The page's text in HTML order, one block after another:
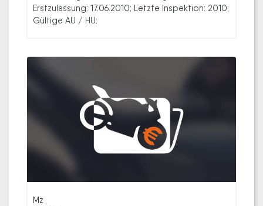
Erstzulassung: 17.06.2010; Letzte Inspektion: 2010;
Gültige AU / HU:
Mz